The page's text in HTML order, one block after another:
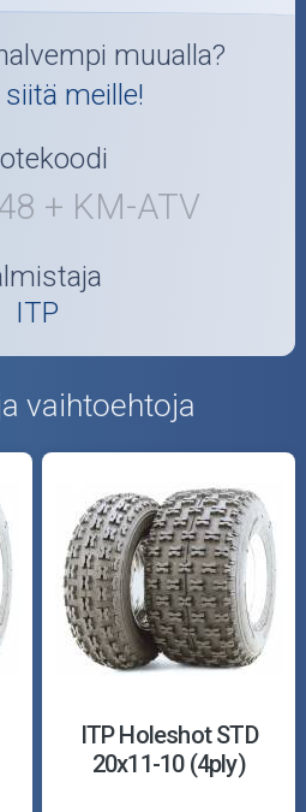
muualla?
meille!
+ KM-ATV
ITP
vaihtoehtoja
ITP Holeshot STD
20x11-10 (4ply)